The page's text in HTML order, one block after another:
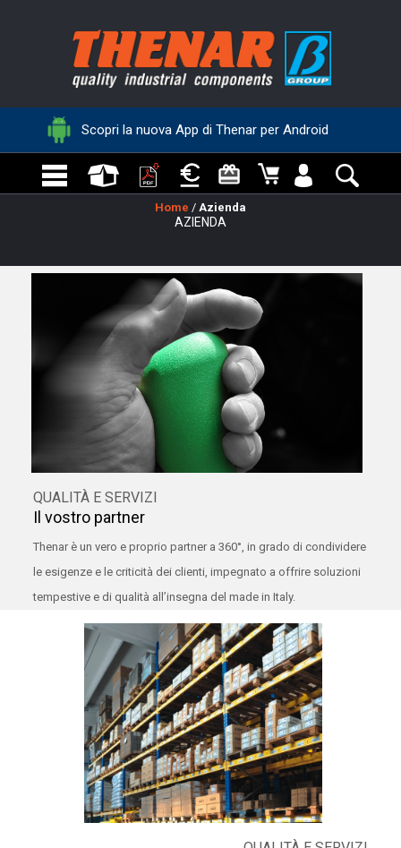
Scopri la nuova App di Thenar per Android
Home / Azienda
AZIENDA
QUALITÀ E SERVIZI
Il vostro partner
Thenar è un vero e proprio partner a 360°, in grado di condividere
le esigenze e le criticità dei clienti, impegnato a offrire soluzioni
tempestive e di qualità all’insegna del made in Italy.